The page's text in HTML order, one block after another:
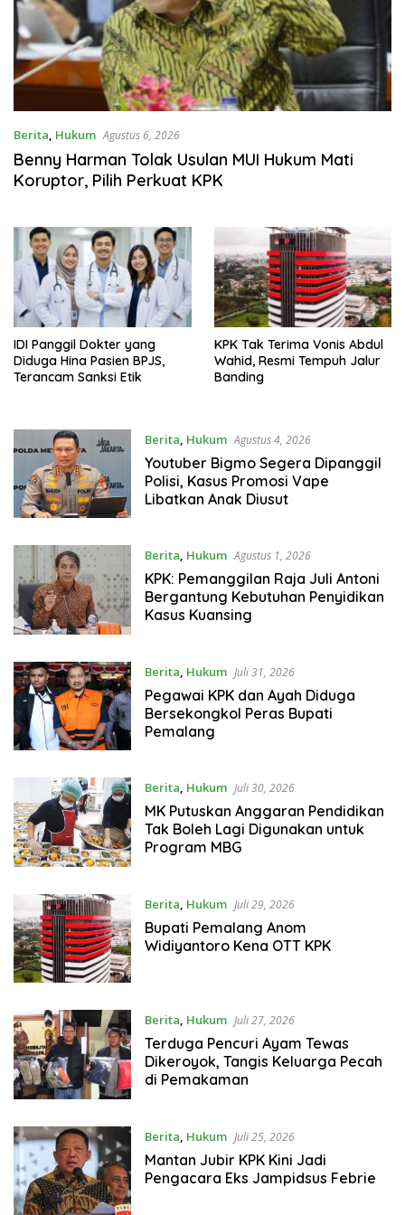
Berita, Hukum Agustus 6, 2026
Benny Harman Tolak Usulan MUI Hukum Mati
Koruptor, Pilih Perkuat KPK
IDI Panggil Dokter yang
Diduga Hina Pasien BPJS,
Terancam Sanksi Etik
KPK Tak Terima Vonis Abdul
Wahid, Resmi Tempuh Jalur
Banding
Berita, Hukum Agustus 4, 2026
Youtuber Bigmo Segera Dipanggil
Polisi, Kasus Promosi Vape
Libatkan Anak Diusut
Berita, Hukum Agustus 1, 2026
KPK: Pemanggilan Raja Juli Antoni
Bergantung Kebutuhan Penyidikan
Kasus Kuansing
Berita, Hukum Juli 31, 2026
Pegawai KPK dan Ayah Diduga
Bersekongkol Peras Bupati
Pemalang
Berita, Hukum Juli 30, 2026
MK Putuskan Anggaran Pendidikan
Tak Boleh Lagi Digunakan untuk
Program MBG
Berita Hukum Juli 29, 2026
Bupati Pemalang Anom
Widiyantoro Kena OTT KPK
Berita, Hukum Juli 27, 2026
Terduga Pencuri Ayam Tewas
Dikeroyok, Tangis Keluarga Pecah
di Pemakaman
Berita Hukum Juli 25, 2026
Mantan Jubir KPK Kini Jadi
Pengacara Eks Jampidsus Febrie